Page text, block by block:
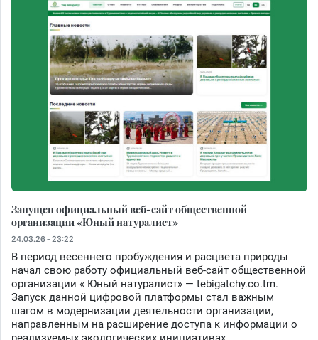
Запущен официальный веб-сайт общественной
организации «Юный натуралист»
24.03.26 - 23:22
В период весеннего пробуждения и расцвета природы
начал свою работу официальный веб-сайт общественной
организации « Юный натуралист» — tebigatchy.co.tm.
Запуск данной цифровой платформы стал важным
шагом в модернизации деятельности организации,
направленным на расширение доступа к информации о